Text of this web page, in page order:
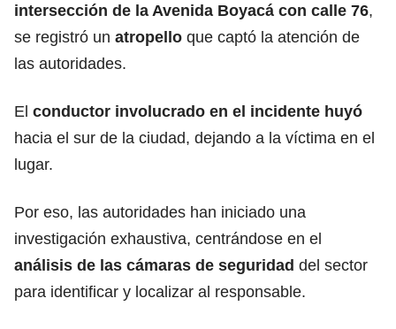
intersección de la Avenida Boyacá con calle 76,
se registró un atropello que captó la atención de
las autoridades.
El conductor involucrado en el incidente huyó
hacia el sur de la ciudad, dejando a la víctima en el
lugar.
Por eso, las autoridades han iniciado una
investigación exhaustiva, centrándose en el
análisis de las cámaras de seguridad del sector
para identificar y localizar al responsable.